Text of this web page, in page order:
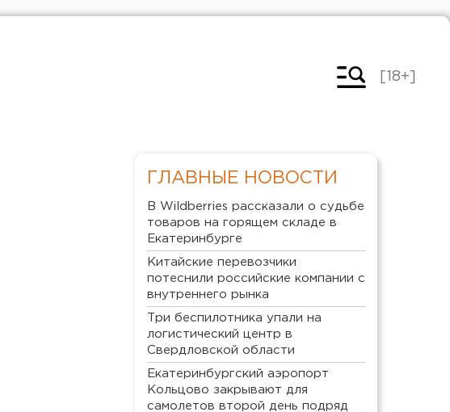
[18+]
ГЛАВНЫЕ НОВОСТИ
В Wildberries рассказали о судьбе
товаров на горящем складе в
Екатеринбурге
Китайские перевозчики
потеснили российские компании с
внутреннего рынка
Три беспилотника упали на
логистический центр в
Свердловской области
Екатеринбургский аэропорт
Кольцово закрывают для
самолетов второй день подряд